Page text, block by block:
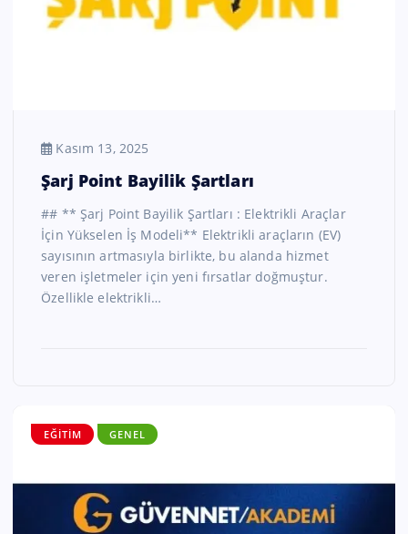
Kasım 13, 2025
Şarj Point Bayilik Şartları
## ** Şarj Point Bayilik Şartları : Elektrikli Araçlar
İçin Yükselen İş Modeli** Elektrikli araçların (EV)
sayısının artmasıyla birlikte, bu alanda hizmet
veren işletmeler için yeni fırsatlar doğmuştur.
Özellikle elektrikli…
EĞITIM GENEL